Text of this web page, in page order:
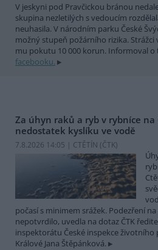
V jeskyni pod Pravčickou bránou
skupina nezletilých s vedoucím
neuhasila. V národním parku České
možný stupeň požárního rizika.
mu pokutu 10 000 korun. Informoval
facebooku.
Za úhyn raků a ryb v rybníce
nedostatek kyslíku ve vodě
7.8.2026 14:05 | CTĚTÍN (ČTK)
počasí s minimem srážek. Podezření
nepotvrdilo, uvedla na dotaz ČTK
inspektorátu České inspekce životního
Králové Jana Štěpánková.